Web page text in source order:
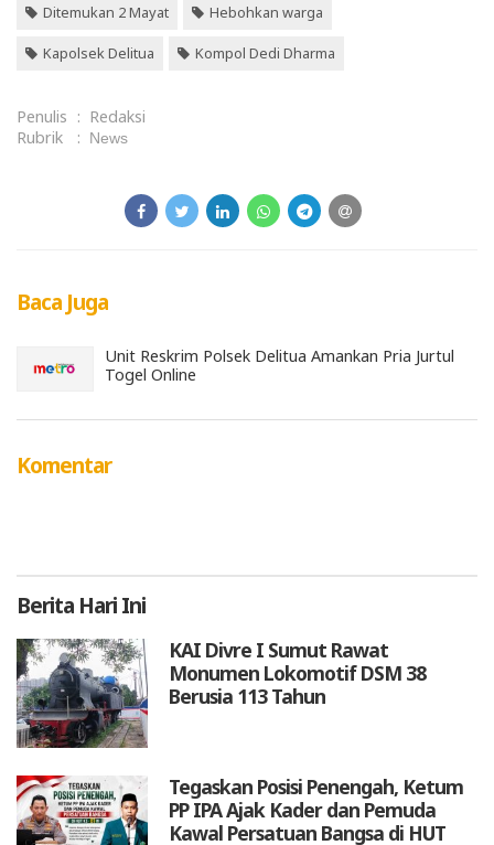
Ditemukan 2 Mayat Hebohkan warga
Kapolsek Delitua Kompol Dedi Dharma
Penulis : Redaksi
Rubrik
: News
Baca Juga
Unit Reskrim Polsek Delitua Amankan Pria Jurtul
Togel Online
Komentar
Berita Hari Ini
KAI Divre I Sumut Rawat
Monumen Lokomotif DSM 38
Berusia 113 Tahun
Tegaskan Posisi Penengah, Ketum
PP IPA Ajak Kader dan Pemuda
Kawal Persatuan Bangsa di HUT